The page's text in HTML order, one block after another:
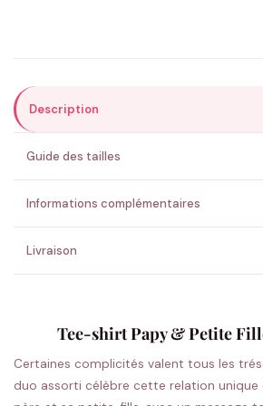
ENVOYER MA
💚 Retour sous 24-48h🇫🇷 Flocage en France✅
Description
Guide des tailles
Informations complémentaires
Livraison
Tee-shirt Papy & Petite
Certaines complicités valent tous les
duo assorti célèbre cette relation